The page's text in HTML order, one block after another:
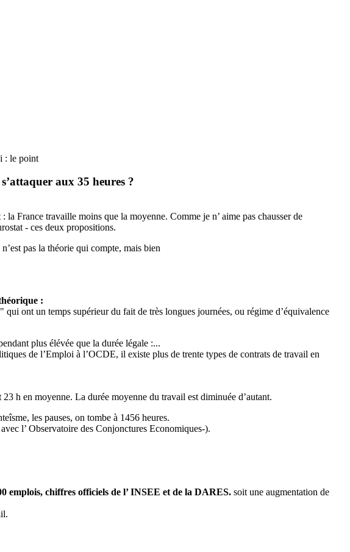
: le point
aux 35 heures ?
France travaille moins que la moyenne. Comme je n’ aime pas chausser de
- ces deux propositions.
pas la théorie qui compte, mais bien
:
ont un temps supérieur du fait de très longues journées, ou régime d’équivalence
plus élévée que la durée légale :...
de l’Emploi à l’OCDE, il existe plus de trente types de contrats de travail en
h en moyenne. La durée moyenne du travail est diminuée d’autant.
les pauses, on tombe à 1456 heures.
l’ Observatoire des Conjonctures Economiques-).
emplois, chiffres officiels de l’ INSEE et de la DARES. soit une augmentation de